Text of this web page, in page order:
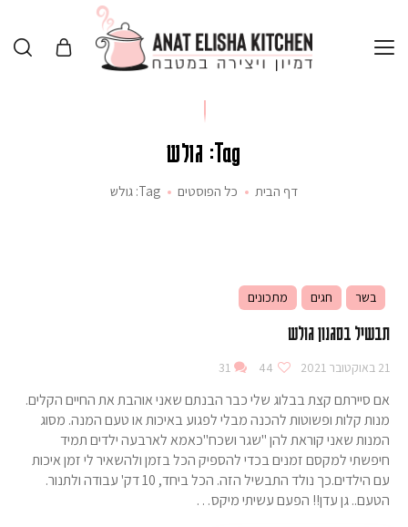
Tag: גולש
דף הבית כל הפוסטים Tag: גולש
בשר חגים מתכונים
תבשיל בסגנון גולש
21 באוקטובר 2021 44
31
אם סיירתם קצת בבלוג שלי כבר הבנתם שאני אוהבת את החיים הקלים.
מנות קלות ופשוטות להכנה מבלי לפגוע באיכות או טעם המנה. מסוג
המנות שאני קוראת להן "שגר ושכח"כאמא לארבעה ילדים תמיד
חיפשתי למקסם זמנים בכדי להספיק הכל בזמן ולהשאיר לי זמן איכות
עם הילדים.כך נולד התבשיל הזה. הכל ביחד, 10 דק' עבודה ולתנור.
הטעם.. גן עדן!! הפעם עשיתי מיקס…